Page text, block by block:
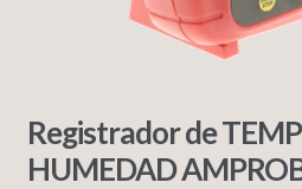
Registrador de
HUMEDAD